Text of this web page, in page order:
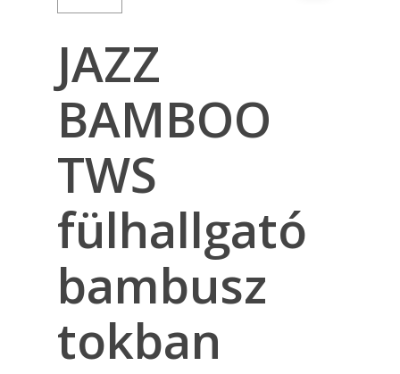
JAZZ
BAMBOO
TWS
fülhallgató
bambusz
tokban